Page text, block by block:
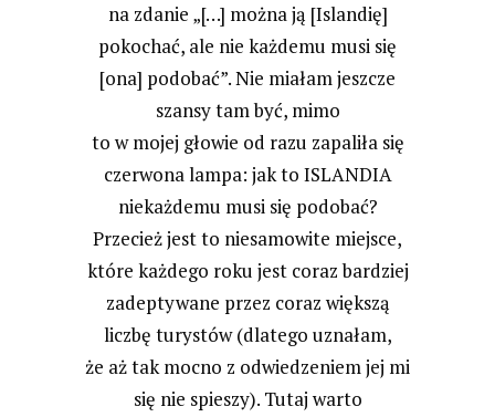
na zdanie „[…] można ją [Islandię]
pokochać, ale nie każdemu musi się
[ona] podobać”. Nie miałam jeszcze
szansy tam być, mimo
to w mojej głowie od razu zapaliła się
czerwona lampa: jak to ISLANDIA
niekażdemu musi się podobać?
Przecież jest to niesamowite miejsce,
które każdego roku jest coraz bardziej
zadeptywane przez coraz większą
liczbę turystów (dlatego uznałam,
że aż tak mocno z odwiedzeniem jej mi
się nie spieszy). Tutaj warto